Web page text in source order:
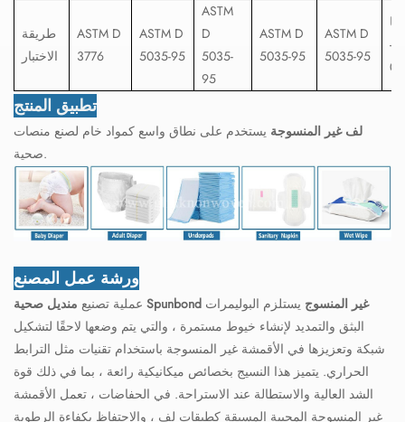
طريقة
الاختبار
ASTM D
3776
ASTM D
5035-95
ASTM
D
5035-
95
ASTM D
5035-95
ASTM D
5035-95
153.0-
02
تطبيق المنتج
لف غير المنسوجة يستخدم على نطاق واسع كمواد خام لصنع منصات
صحية.
ورشة عمل المصنع
عملية تصنيع منديل صحية Spunbond غير المنسوج يستلزم البوليمرات
البثق والتمديد لإنشاء خيوط مستمرة ، والتي يتم وضعها لاحقًا لتشكيل
شبكة وتعزيزها في الأقمشة غير المنسوجة باستخدام تقنيات مثل الترابط
الحراري. يتميز هذا النسيج بخصائص ميكانيكية رائعة ، بما في ذلك قوة
الشد العالية والاستطالة عند الاستراحة. في الحفاضات ، تعمل الأقمشة
غير المنسوجة المحببة المسبقة كطبقات لف ، والاحتفاظ بكفاءة الرطوبة